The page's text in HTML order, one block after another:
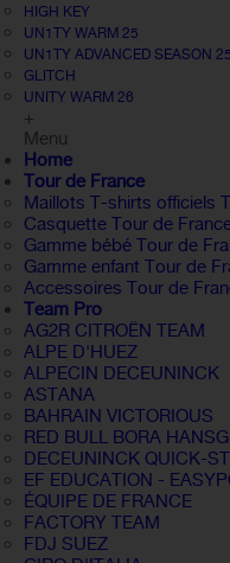
HIGH KEY
UN1TY WARM 25
UN1TY ADVANCED SEASON 25
GLITCH
UNITY WARM 26
+
Menu
Home
Tour de France
Maillots T-shirts officiels
Casquette Tour de
Gamme bébé Tour de
Gamme enfant Tour de
Accessoires Tour de
Team Pro
AG2R CITROËN TEAM
ALPE D'HUEZ
ALPECIN DECEUNINCK
ASTANA
BAHRAIN VICTORIOUS
RED BULL BORA
DECEUNINCK QUICK-
EF EDUCATION -
ÉQUIPE DE FRANCE
FACTORY TEAM
FDJ SUEZ